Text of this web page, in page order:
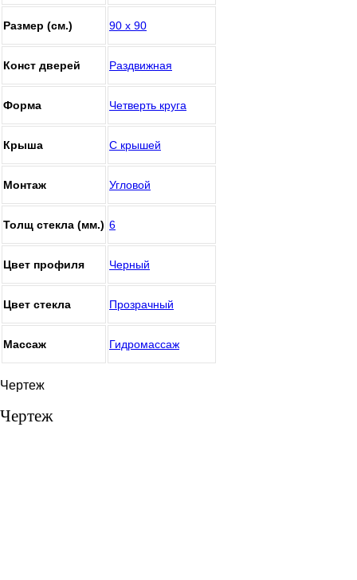
Размер (см.) 90 х 90
Конст дверей Раздвижная
Форма Четверть круга
Крыша С крышей
Монтаж Угловой
Толщ стекла (мм.) 6
Цвет профиля Черный
Цвет стекла Прозрачный
Массаж Гидромассаж
Чертеж
Чертеж